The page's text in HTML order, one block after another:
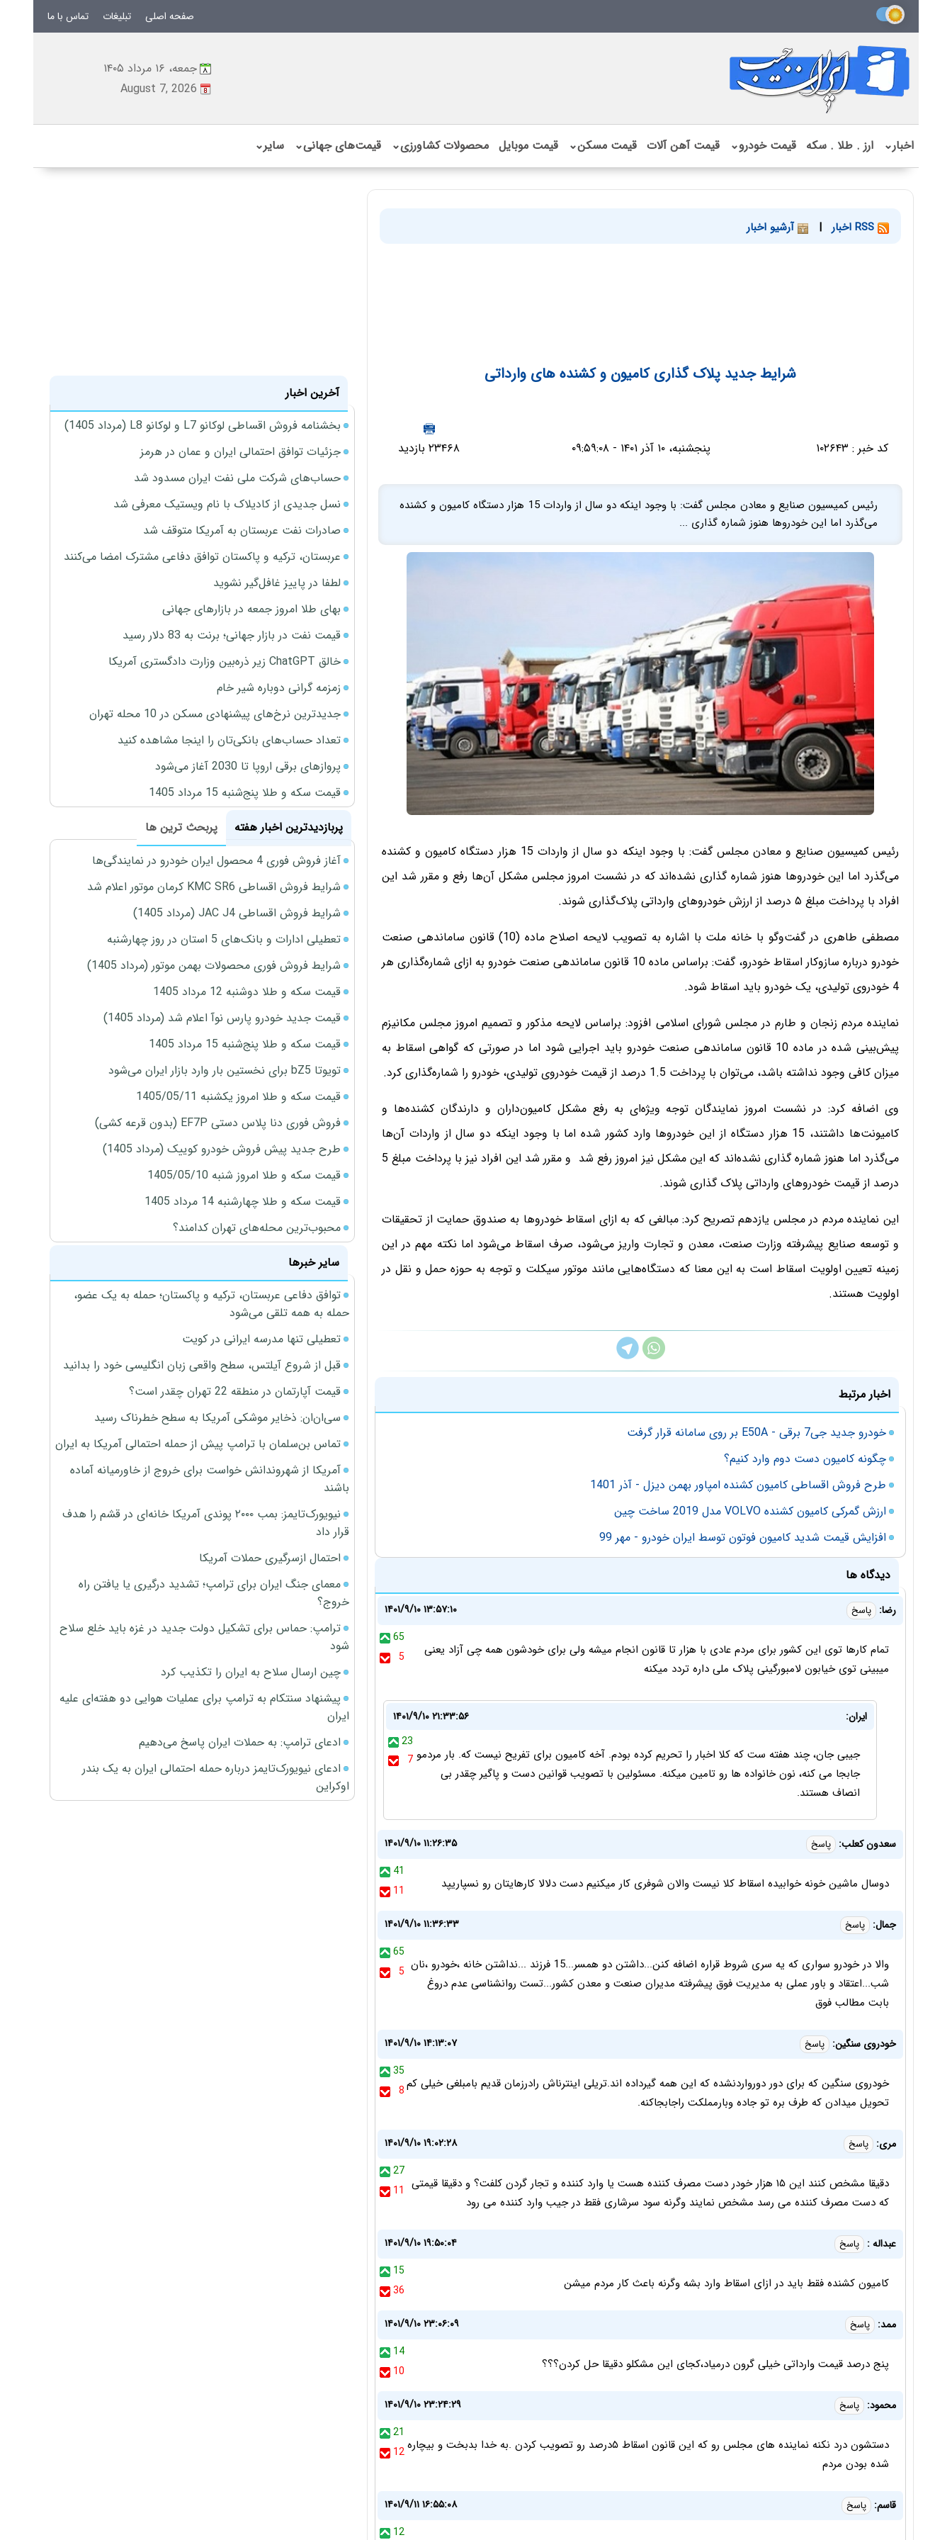
صفحه اصلی تبلیغات تماس با ما
جمعه، ۱۶ مرداد ۱۴۰۵
August 7, 2026
اخبار⌄ ارز . طلا . سکه قیمت خودرو⌄ قیمت آهن آلات قیمت مسکن⌄ قیمت موبایل محصولات کشاورزی⌄ قیمت‌های جهانی⌄ سایر⌄
| آرشیو اخبار
شرایط جدید پلاک گذاری کامیون و کشنده های وارداتی
کد خبر : ۱۰۲۶۴۳ پنجشنبه، ۱۰ آذر ۱۴۰۱ - ۰۹:۵۹:۰۸ ۲۳۴۶۸ بازدید
رئیس کمیسیون صنایع و معادن مجلس گفت: با وجود اینکه دو سال از واردات 15 هزار دستگاه کامیون و کشنده
می‌گذرد اما این خودروها هنوز شماره گذاری ...
رئیس کمیسیون صنایع و معادن مجلس گفت: با وجود اینکه دو سال از واردات 15 هزار دستگاه کامیون و کشنده
می‌گذرد اما این خودروها هنوز شماره گذاری نشده‌اند که در نشست امروز مجلس مشکل آن‌ها رفع و مقرر شد این
افراد با پرداخت مبلغ ۵ درصد از ارزش خودروهای وارداتی پلاک‌گذاری شوند.
مصطفی طاهری در گفت‌وگو با خانه ملت با اشاره به تصویب لایحه اصلاح ماده (10) قانون ساماندهی صنعت
خودرو درباره سازوکار اسقاط خودرو، گفت: براساس ماده 10 قانون ساماندهی صنعت خودرو به ازای شماره‌گذاری هر
4 خودروی تولیدی، یک خودرو باید اسقاط شود.
نماینده مردم زنجان و طارم در مجلس شورای اسلامی افزود: براساس لایحه مذکور و تصمیم امروز مجلس مکانیزم
پیش‌بینی شده در ماده 10 قانون ساماندهی صنعت خودرو باید اجرایی شود اما در صورتی که گواهی اسقاط به
میزان کافی وجود نداشته باشد، می‌توان با پرداخت 1.5 درصد از قیمت خودروی تولیدی، خودرو را شماره‌گذاری کرد.
وی اضافه کرد: در نشست امروز نمایندگان توجه ویژه‌ای به رفع مشکل کامیون‌داران و دارندگان کشنده‌ها و
کامیونت‌ها داشتند، 15 هزار دستگاه از این خودروها وارد کشور شده اما با وجود اینکه دو سال از واردات آن‌ها
می‌گذرد اما هنوز شماره گذاری نشده‌اند که این مشکل نیز امروز رفع شد و مقرر شد این افراد نیز با پرداخت مبلغ 5
درصد از قیمت خودروهای وارداتی پلاک گذاری شوند.
این نماینده مردم در مجلس یازدهم تصریح کرد: مبالغی که به ازای اسقاط خودروها به صندوق حمایت از تحقیقات
و توسعه صنایع پیشرفته وزارت صنعت، معدن و تجارت واریز می‌شود، صرف اسقاط می‌شود اما نکته مهم در این
زمینه تعیین اولویت اسقاط است به این معنا که دستگاه‌هایی مانند موتور سیکلت و توجه به حوزه حمل و نقل در
اولویت هستند.
اخبار مرتبط
خودرو جدید جی7 برقی - E50A بر روی سامانه قرار گرفت
چگونه کامیون دست دوم وارد کنیم؟
طرح فروش اقساطی کامیون کشنده امپاور بهمن دیزل - آذر 1401
ارزش گمرکی کامیون کشنده VOLVO مدل 2019 ساخت چین
افزایش قیمت شدید کامیون فوتون توسط ایران خودرو - مهر 99
دیدگاه ها
رضا: پاسخ
۱۴۰۱/۹/۱۰ ۱۳:۵۷:۱۰
65
5
تمام کارها توی این کشور برای مردم عادی با هزار تا قانون انجام میشه ولی برای خودشون همه چی آزاد یعنی
میبینی توی خیابون لامبورگینی پلاک ملی داره تردد میکنه
ایران:
۱۴۰۱/۹/۱۰ ۲۱:۳۳:۵۶
23
7 جیبی جان، چند هفته ست که کلا اخبار را تحریم کرده بودم. آخه کامیون برای تفریح نیست که. بار مردمو
جابجا می کنه، نون خانواده ها رو تامین میکنه. مسئولین با تصویب قوانین دست و پاگیر چقدر بی
انصاف هستند.
سعدون کعلب: پاسخ
۱۴۰۱/۹/۱۰ ۱۱:۲۶:۳۵
41
11
دوسال ماشین خونه خوابیده اسقاط کلا نیست والان شوفری کار میکنیم دست دلالا کارهایتان رو نسپاریپد
جمال: پاسخ
۱۴۰۱/۹/۱۰ ۱۱:۳۶:۳۳
65
5 والا در خودرو سواری که یه سری شروط قراره اضافه کنن...داشتن دو همسر...15 فرزند ...نداشتن خانه ،خودرو ،نان
شب...اعتقاد و باور عملی به مدیریت فوق پیشرفته مدیران صنعت و معدن کشور...تست روانشناسی عدم دروغ
بابت مطالب فوق
خودروی سنگین: پاسخ
۱۴۰۱/۹/۱۰ ۱۴:۱۳:۰۷
35
8خودروی سنگین که برای دور دورواردنشده که این همه گیرداده اند.تریلی اینترناش رادرزمان قدیم بامبلغی خیلی کم
تحویل میدادن که طرف بره تو جاده وبارمملکت راجابجاکنه.
مری: پاسخ
۱۴۰۱/۹/۱۰ ۱۹:۰۲:۲۸
27
11 دقیقا مشخص کنند این ۱۵ هزار خودر دست مصرف کننده هست یا وارد کننده و تجار گردن کلفت؟ و دقیقا قیمتی
که دست مصرف کننده می رسد مشخص نمایند وگرنه سود سرشاری فقط در جیب وارد کننده می رود
عبداله : پاسخ
۱۴۰۱/۹/۱۰ ۱۹:۵۰:۰۴
15
36
کامیون کشنده فقط باید در ازای اسقاط وارد بشه وگرنه باعث کار مردم میشن
ممد: پاسخ
۱۴۰۱/۹/۱۰ ۲۳:۰۶:۰۹
14
10
پنج درصد قیمت وارداتی خیلی گرون درمیاد،کجای این مشکلو دقیقا حل کردن؟؟؟
محمود: پاسخ
۱۴۰۱/۹/۱۰ ۲۳:۲۴:۲۹
21
12دستشون درد نکنه نماینده های مجلس رو که این قانون اسقاط ۵درصد رو تصویب کردن .به خدا بدبخت و بیچاره
شده بودن مردم
قاسم: پاسخ
۱۴۰۱/۹/۱۱ ۱۶:۵۵:۰۸
12
آخرین اخبار
بخشنامه فروش اقساطی لوکانو L7 و لوکانو L8 (مرداد 1405)
جزئیات توافق احتمالی ایران و عمان در هرمز
حساب‌های شرکت ملی نفت ایران مسدود شد
نسل جدیدی از کادیلاک با نام ویستیک معرفی شد
صادرات نفت عربستان به آمریکا متوقف شد
عربستان، ترکیه و پاکستان توافق دفاعی مشترک امضا می‌کنند
لطفا در پاییز غافل‌گیر نشوید
بهای طلا امروز جمعه در بازارهای جهانی
قیمت نفت در بازار جهانی؛ برنت به 83 دلار رسید
خالق ChatGPT زیر ذره‌بین وزارت دادگستری آمریکا
زمزمه گرانی دوباره شیر خام
جدیدترین نرخ‌های پیشنهادی مسکن در 10 محله تهران
تعداد حساب‌های بانکی‌تان را اینجا مشاهده کنید
پروازهای برقی اروپا تا 2030 آغاز می‌شود
قیمت سکه و طلا پنج‌شنبه 15 مرداد 1405
پربازدیدترین اخبار هفته
پربحث ترین ها
آغاز فروش فوری 4 محصول ایران خودرو در نمایندگی‌ها
شرایط فروش اقساطی KMC SR6 کرمان موتور اعلام شد
شرایط فروش اقساطی JAC J4 (مرداد 1405)
تعطیلی ادارات و بانک‌های 5 استان در روز چهارشنبه
شرایط فروش فوری محصولات بهمن موتور (مرداد 1405)
قیمت سکه و طلا دوشنبه 12 مرداد 1405
قیمت جدید خودرو پارس نوآ اعلام شد (مرداد 1405)
قیمت سکه و طلا پنج‌شنبه 15 مرداد 1405
تویوتا bZ5 برای نخستین بار وارد بازار ایران می‌شود
قیمت سکه و طلا امروز یکشنبه 1405/05/11
فروش فوری دنا پلاس دستی EF7P (بدون قرعه کشی)
طرح جدید پیش فروش خودرو کوییک (مرداد 1405)
قیمت سکه و طلا امروز شنبه 1405/05/10
قیمت سکه و طلا چهارشنبه 14 مرداد 1405
محبوب‌ترین محله‌های تهران کدامند؟
سایر خبرها
توافق دفاعی عربستان، ترکیه و پاکستان؛ حمله به یک عضو،
حمله به همه تلقی می‌شود
تعطیلی تنها مدرسه ایرانی در کویت
قبل از شروع آیلتس، سطح واقعی زبان انگلیسی خود را بدانید
قیمت آپارتمان در منطقه 22 تهران چقدر است؟
سی‌ان‌ان: ذخایر موشکی آمریکا به سطح خطرناک رسید
تماس بن‌سلمان با ترامپ پیش از حمله احتمالی آمریکا به ایران
آمریکا از شهروندانش خواست برای خروج از خاورمیانه آماده
باشند
نیویورک‌تایمز: بمب ۲۰۰۰ پوندی آمریکا خانه‌ای در قشم را هدف
قرار داد
احتمال ازسرگیری حملات آمریکا
معمای جنگ ایران برای ترامپ؛ تشدید درگیری یا یافتن راه
خروج؟
ترامپ: حماس برای تشکیل دولت جدید در غزه باید خلع سلاح
شود
چین ارسال سلاح به ایران را تکذیب کرد
پیشنهاد سنتکام به ترامپ برای عملیات هوایی دو هفته‌ای علیه
ایران
ادعای ترامپ: به حملات ایران پاسخ می‌دهیم
ادعای نیویورک‌تایمز درباره حمله احتمالی ایران به یک بندر
اوکراین